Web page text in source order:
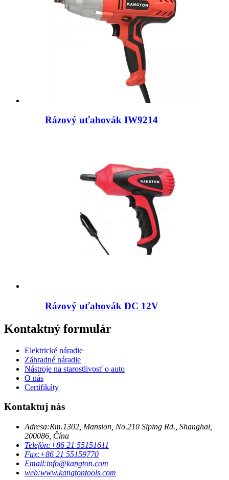
Rázový uťahovák IW9214
Rázový uťahovák DC 12V
Kontaktný formulár
Elektrické náradie
Záhradné náradie
Nástroje na starostlivosť o auto
O nás
Certifikáty
Kontaktuj nás
Adresa:Rm.1302, Mansion, No.210 Siping Rd., Shanghai,
200086, Čína
Telefón:+86 21 55151611
Fax:+86 21 55159770
Email:info@kangton.com
web:www.kangtontools.com